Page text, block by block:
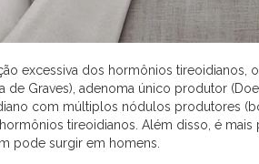
excessiva dos hormônios tireoidianos,
de Graves), adenoma único produtor
com múltiplos nódulos produtores
tireoidianos. Além disso, é
pode surgir em homens.